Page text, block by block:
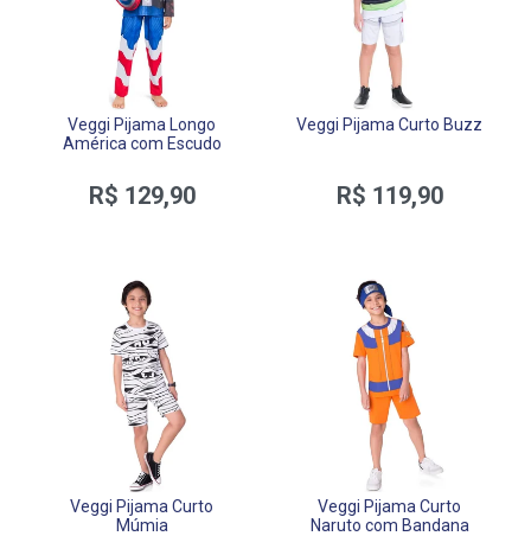
Veggi Pijama Longo
América com Escudo
R$ 129,90
Veggi Pijama Curto Buzz
R$ 119,90
Veggi Pijama Curto
Múmia
Veggi Pijama Curto
Naruto com Bandana